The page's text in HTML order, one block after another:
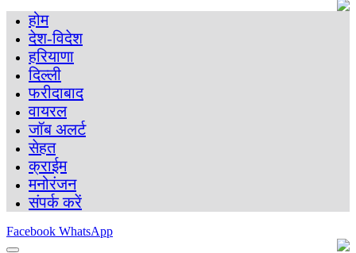
होम
देश-विदेश
हरियाणा
दिल्ली
फरीदाबाद
वायरल
जॉब अलर्ट
सेहत
क्राईम
मनोरंजन
संपर्क करें
Facebook WhatsApp